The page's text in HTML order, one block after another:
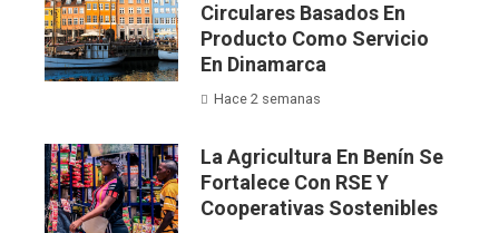
Circulares Basados En
Producto Como Servicio
En Dinamarca
Hace 2 semanas
La Agricultura En Benín Se
Fortalece Con RSE Y
Cooperativas Sostenibles